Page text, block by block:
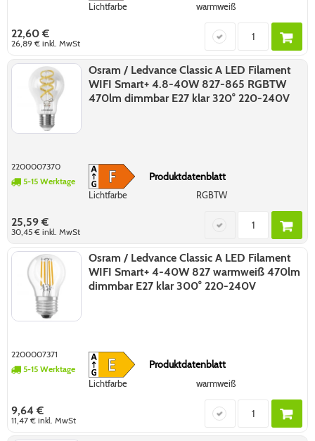
Lichtfarbe warmweiß
22,60 €
26,89 €inkl. MwSt
Osram / Ledvance Classic A LED Filament
WIFI Smart+ 4.8-40W 827-865 RGBTW
470lm dimmbar E27 klar 320° 220-240V
2200007370
5-15 Werktage
Produktdatenblatt
Lichtfarbe RGBTW
25,59 €
30,45 €inkl. MwSt
Osram / Ledvance Classic A LED Filament
WIFI Smart+ 4-40W 827 warmweiß 470lm
dimmbar E27 klar 300° 220-240V
2200007371
5-15 Werktage
Produktdatenblatt
Lichtfarbe warmweiß
9,64 €
11,47 €inkl. MwSt